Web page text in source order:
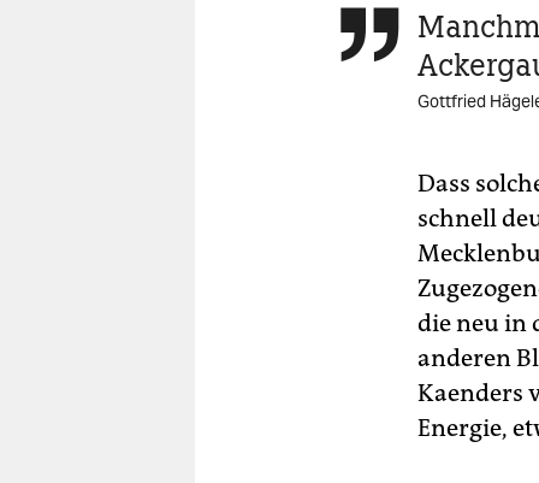

Gottfried
Dass
schnell
die neu in
anderen
Kaenders
Energie,